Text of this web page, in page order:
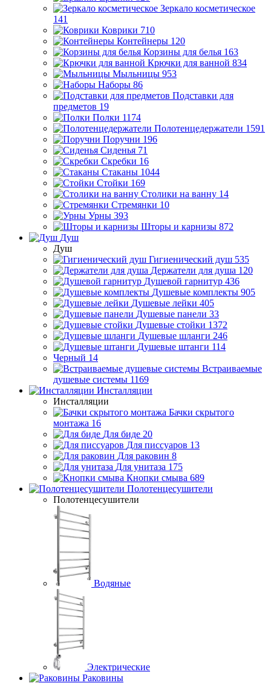
Зеркало косметическое
141
Коврики 710
Контейнеры 120
Корзины для белья 163
Крючки для ванной 834
Мыльницы 953
Наборы 86
Подставки для
предметов 19
Полки 1174
Полотенцедержатели 1591
Поручни 196
Сиденья 71
Скребки 16
Стаканы 1044
Стойки 169
Столики на ванну 14
Стремянки 10
Урны 393
Шторы и карнизы 872
Душ
Душ
Гигиенический душ 535
Держатели для душа 120
Душевой гарнитур 436
Душевые комплекты 905
Душевые лейки 405
Душевые панели 33
Душевые стойки 1372
Душевые шланги 246
Душевые штанги 114
Черный 14
Встраиваемые
душевые системы 1169
Инсталляции
Инсталляции
Бачки скрытого
монтажа 16
Для биде 20
Для писсуаров 13
Для раковин 8
Для унитаза 175
Кнопки смыва 689
Полотенцесушители
Полотенцесушители
Водяные
Электрические
Раковины